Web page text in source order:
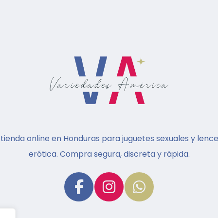
online en Honduras para juguetes sexuales y
erótica. Compra segura, discreta y rápida.